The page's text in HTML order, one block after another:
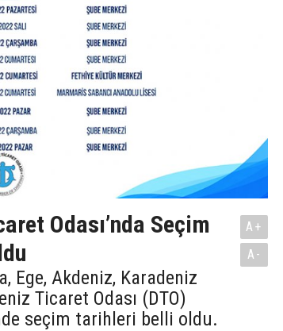
Odası’nda Seçim
Ege, Akdeniz, Karadeniz
Ticaret Odası (DTO)
seçim tarihleri belli oldu.
A+
A-